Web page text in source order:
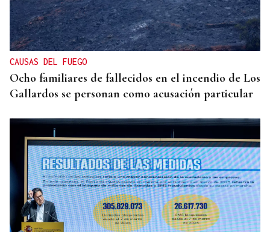
CAUSAS DEL FUEGO
Ocho familiares de fallecidos en el incendio de Los
Gallardos se personan como acusación particular